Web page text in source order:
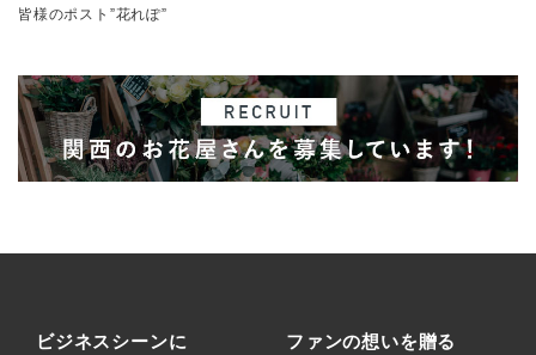
皆様のポスト”花れぽ”
ビジネスシーンに
ファンの想いを贈る